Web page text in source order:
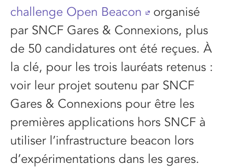
challenge Open Beacon
organisé
par SNCF Gares & Connexions, plus
de 50 candidatures ont été reçues. À
la clé, pour les trois lauréats retenus :
voir leur projet soutenu par SNCF
Gares & Connexions pour être les
premières applications hors SNCF à
utiliser l’infrastructure beacon lors
d’expérimentations dans les gares.